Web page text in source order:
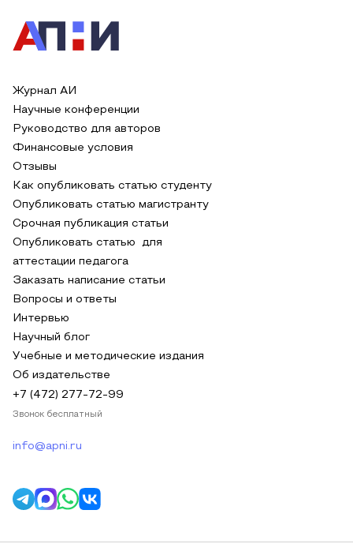
Журнал АИ
Научные конференции
Руководство для авторов
Финансовые условия
Отзывы
Как опубликовать статью студенту
Опубликовать статью магистранту
Срочная публикация статьи
Опубликовать статью для
аттестации педагога
Заказать написание статьи
Вопросы и ответы
Интервью
Научный блог
Учебные и методические издания
Об издательстве
+7 (472) 277-72-99
Звонок бесплатный
info@apni.ru